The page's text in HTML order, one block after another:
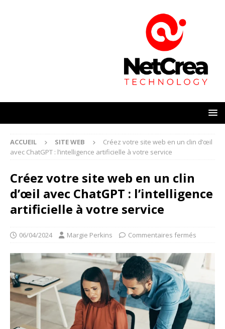
ACCUEIL SITE WEB
Créez votre site web en un clin d’œil
avec ChatGPT : l’intelligence artificielle à votre service
Créez votre site web en un clin
d’œil avec ChatGPT : l’intelligence
artificielle à votre service
06/04/2024 Margie Perkins Commentaires fermés